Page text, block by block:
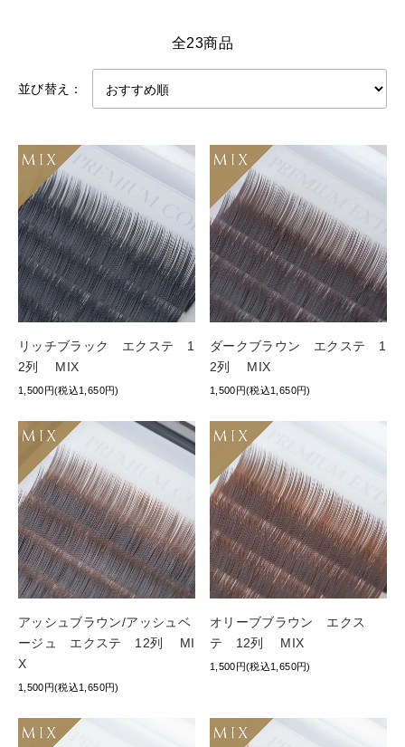
全23商品
並び替え：
リッチブラック エクステ 1
2列 MIX
1,500円(税込1,650円)
ダークブラウン エクステ 1
2列 MIX
1,500円(税込1,650円)
アッシュブラウン/アッシュベ
ージュ エクステ 12列 MI
X
1,500円(税込1,650円)
オリーブブラウン エクス
テ 12列 MIX
1,500円(税込1,650円)